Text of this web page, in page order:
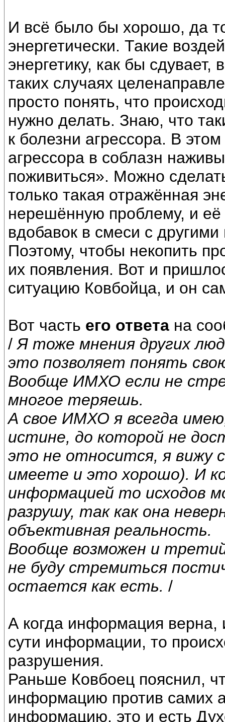
И всё было бы хорошо, да
энергетически. Такие
энергетику, как бы
таких случаях
просто понять, что
нужно делать. Знаю, что
к болезни агрессора. В
агрессора в соблазн
поживиться». Можно
только такая отражённая
нерешённую проблему, и
вдобавок в смеси с
Поэтому, чтобы некопить
их появления. Вот и
ситуацию Ковбойца, и он
Вот часть его ответа на
/Я тоже мнения других
это позволяет понять
Вообще ИМХО если не
многое теряешь.
А свое ИМХО я всегда
истине, до которой не
это не относится, я вижу
имеете и это хорошо). И
информацией то исходов
разрушу, так как она
объективная реальность.
Вообще возможен и
не буду стремиться
остается как есть. /
А когда информация верна,
сути информации, то
разрушения.
Раньше Ковбоец пояснил,
информацию против самих
информацию, это и есть